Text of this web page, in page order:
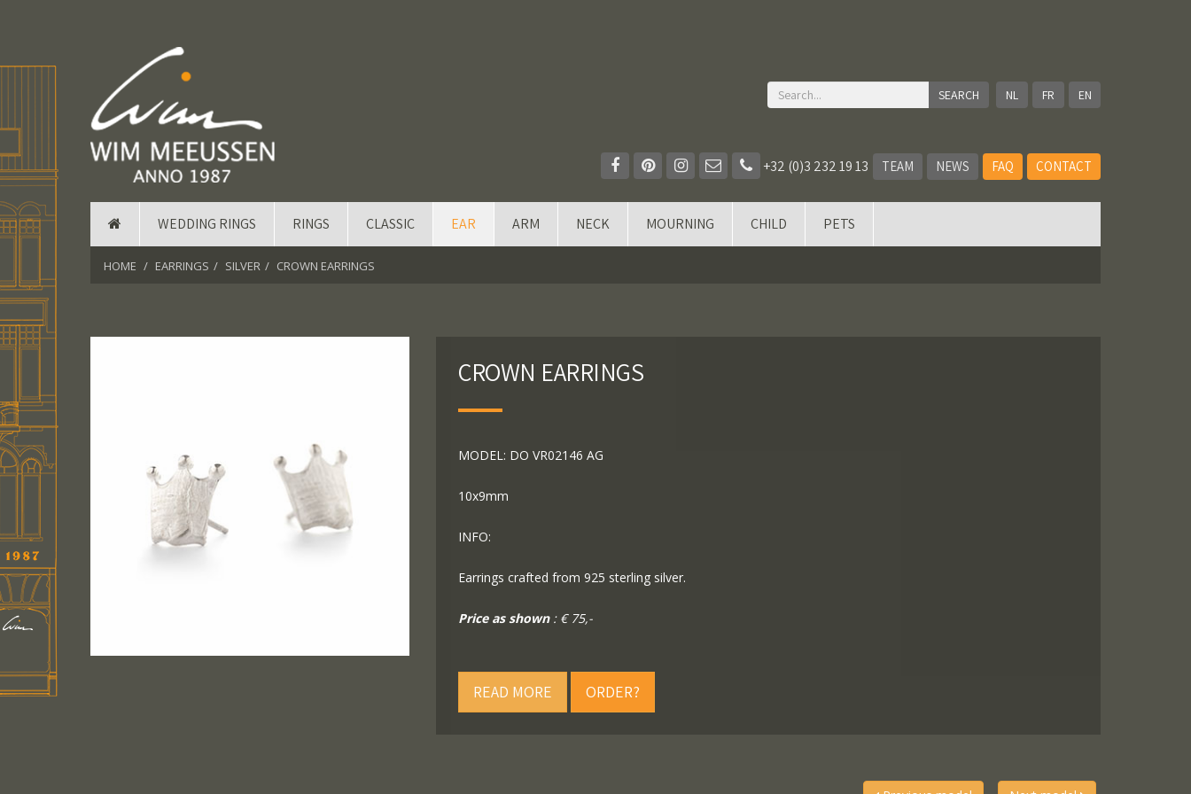
NL FR EN
+32 (0)3 232 19 13 TEAM NEWS FAQ CONTACT
WEDDING RINGS RINGS CLASSIC EAR ARM NECK MOURNING CHILD PETS
HOME EARRINGS SILVER CROWN EARRINGS
CROWN EARRINGS
MODEL: DO VR02146 AG
10x9mm
INFO:
Earrings crafted from 925 sterling silver.
Price as shown: € 75,-
READ MORE ORDER?